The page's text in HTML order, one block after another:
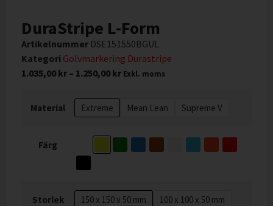
DuraStripe L-Form
Artikelnummer DSE151550BGUL
Kategori Golvmarkering Durastripe
1.035,00 kr – 1.250,00 kr Exkl. moms
Material Extreme Mean Lean Supreme V
Färg
Storlek 150 x 150 x 50 mm 100 x 100 x 50 mm